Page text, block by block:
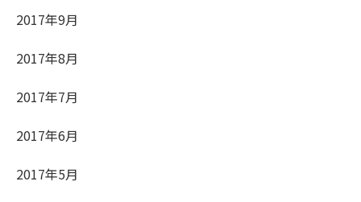
2017年9月
2017年8月
2017年7月
2017年6月
2017年5月